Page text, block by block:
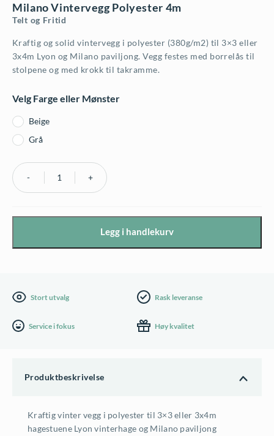
Milano Vintervegg Polyester 4m
Telt og Fritid
Kraftig og solid vintervegg i polyester (380g/m2) til 3×3 eller
3x4m Lyon og Milano paviljong. Vegg festes med borrelås til
stolpene og med krokk til takramme.
Velg Farge eller Mønster
Beige
Grå
Milano
Legg i handlekurv
Stort utvalg Rask leveranse
Service i fokus Høy kvalitet
Produktbeskrivelse
Kraftig vinter vegg i polyester til 3×3 eller 3x4m
hagestuene Lyon vinterhage og Milano paviljong